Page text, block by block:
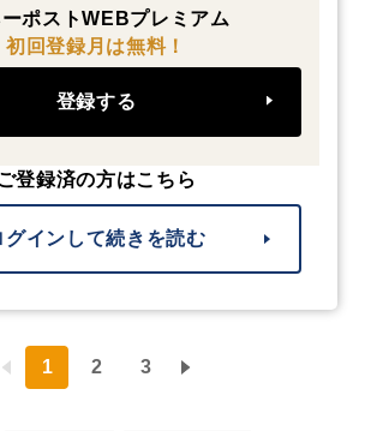
ポストWEBプレミアム
初回登録月は無料！
登録する
登録済の方はこちら
グインして続きを読む
1 2 3